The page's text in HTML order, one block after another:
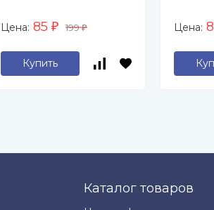
Цена: 85 ₽ 199₽
Купить
Цена:
Каталог товаров